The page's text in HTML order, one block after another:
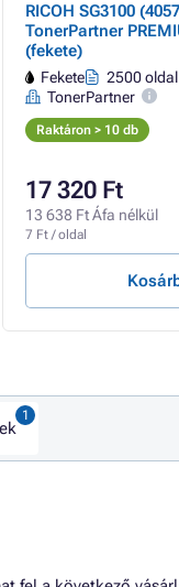
RICOH SG3100
TonerPartner
(fekete)
Fekete
2500 oldal
TonerPartner
Raktáron > 10 db
17 320 Ft
13 638 Ft Áfa nélkül
7 Ft / oldal